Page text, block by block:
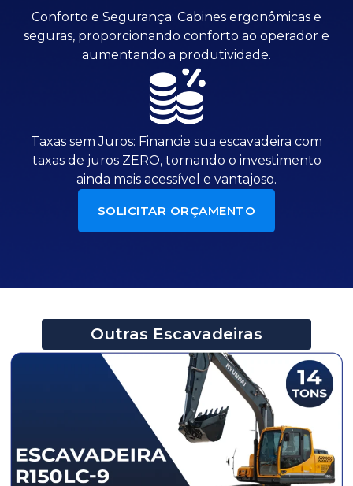
Conforto e Segurança: Cabines ergonômicas e
seguras, proporcionando conforto ao operador e
aumentando a produtividade.
Taxas sem Juros: Financie sua escavadeira com
taxas de juros ZERO, tornando o investimento
ainda mais acessível e vantajoso.
SOLICITAR ORÇAMENTO
Outras Escavadeiras